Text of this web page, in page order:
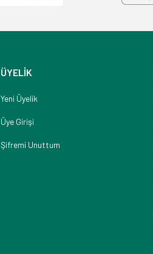
ÜYELİK
Yeni Üyelik
Üye Girişi
Şifremi Unuttum